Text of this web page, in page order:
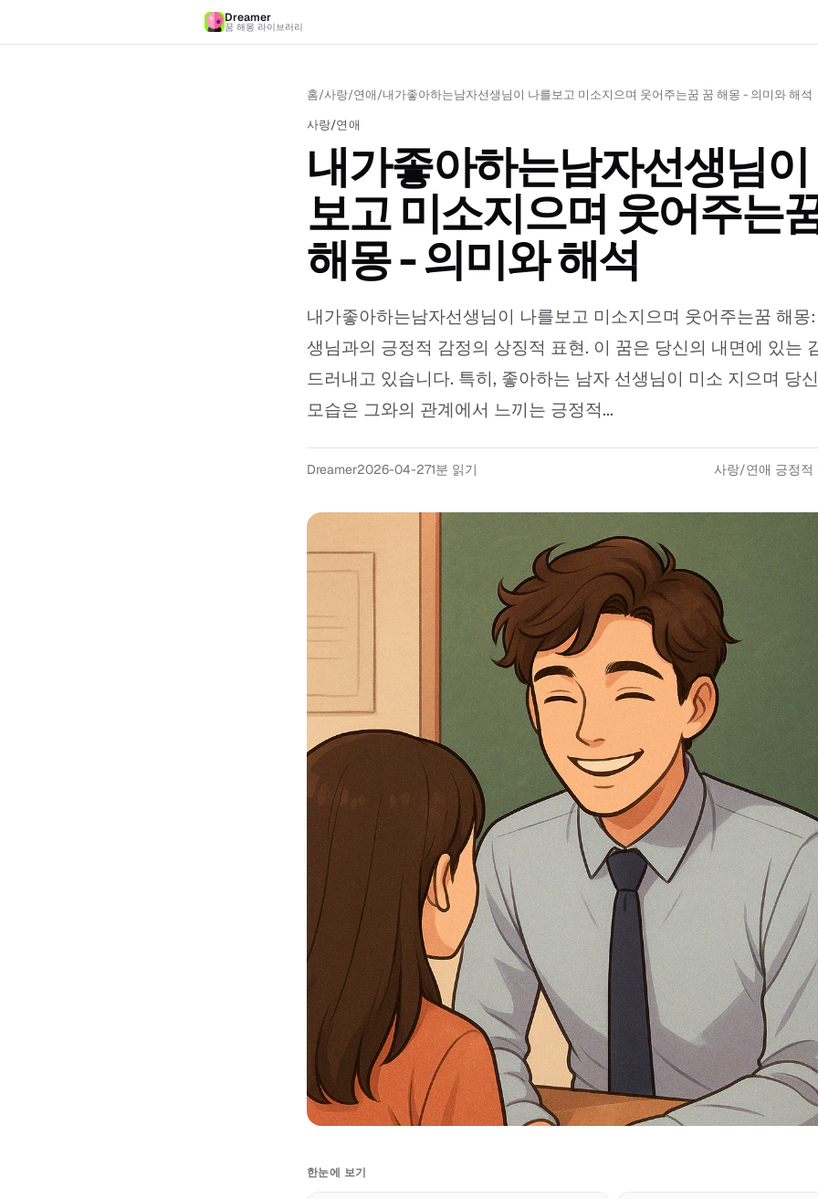
Dreamer
꿈 해몽 라이브러리
홈/사랑/연애/내가좋아하는남자선생님이 나를보고 미소지으며 웃어주는꿈 꿈 해몽 - 의미와 해석
사랑/연애
내가좋아하는남자선생님
보고 미소지으며 웃어주는
해몽 - 의미와 해석
내가좋아하는남자선생님이 나를보고 미소지으며 웃어주는꿈 해몽
생님과의 긍정적 감정의 상징적 표현. 이 꿈은 당신의 내면에 있는
드러내고 있습니다. 특히, 좋아하는 남자 선생님이 미소 지으며 당
모습은 그와의 관계에서 느끼는 긍정적...
Dreamer2026-04-271분 읽기 사랑/연애 긍정적
한눈에 보기